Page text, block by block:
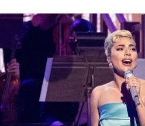
CONCORSI
EVENTI
VIDEO